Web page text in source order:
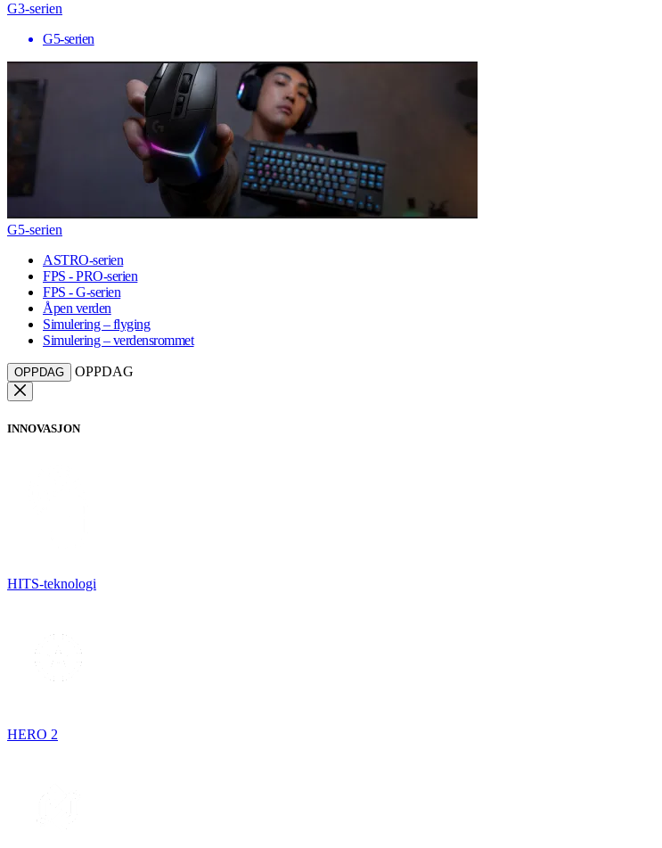
G3-serien
G5-serien
G5-serien
ASTRO-serien
FPS - PRO-serien
FPS - G-serien
Åpen verden
Simulering – flyging
Simulering – verdensrommet
OPPDAG OPPDAG
INNOVASJON
HITS-teknologi
HERO 2